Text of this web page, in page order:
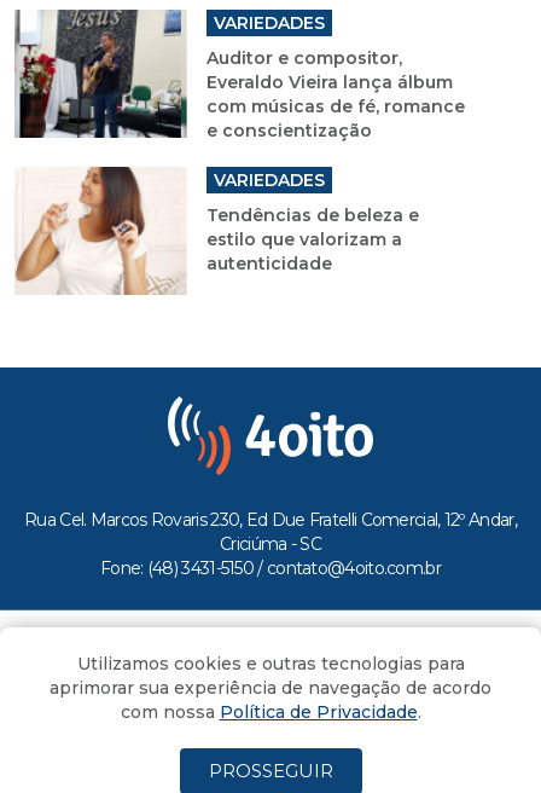
VARIEDADES
Auditor e compositor,
Everaldo Vieira lança álbum
com músicas de fé, romance
e conscientização
VARIEDADES
Tendências de beleza e
estilo que valorizam a
autenticidade
Rua Cel. Marcos Rovaris 230, Ed Due Fratelli Comercial, 12º Andar,
Criciúma - SC
Fone: (48) 3431-5150 / contato@4oito.com.br
Todos os direitos reservados ao Portal 4oito
Utilizamos cookies e outras tecnologias para
aprimorar sua experiência de navegação de acordo
com nossa Política de Privacidade.
PROSSEGUIR